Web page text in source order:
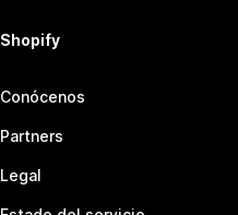
Shopify
Conócenos
Partners
Legal